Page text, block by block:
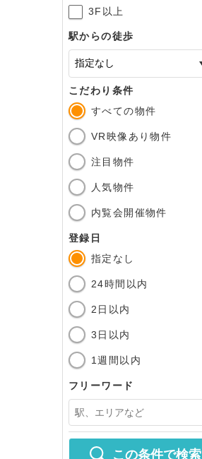
3F以上
駅からの徒歩
こだわり条件
すべての物件
VR映像あり物件
注目物件
人気物件
内覧会開催物件
登録日
指定なし
24時間以内
2日以内
3日以内
1週間以内
フリーワード
この条件で検索